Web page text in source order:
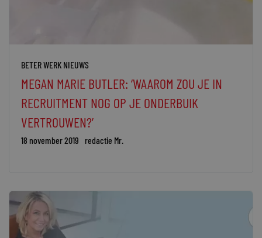
BETER WERK NIEUWS
MEGAN MARIE BUTLER: ‘WAAROM ZOU JE IN
RECRUITMENT NOG OP JE ONDERBUIK
VERTROUWEN?’
18 november 2019 redactie Mr.